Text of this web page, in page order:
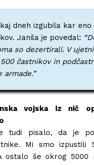
dneh izgubila kar
Janša je povedal:
so dezertirali. V
častnikov in
armade.”
vojska iz nič
tudi pisalo, da je
Mi smo izpustili
ostalo še okrog 5000